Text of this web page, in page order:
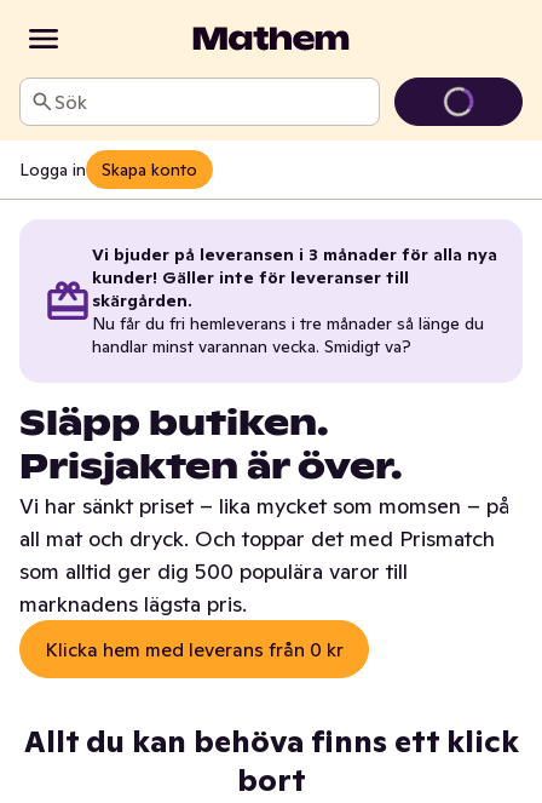
Sök
Logga in Skapa konto
Vi bjuder på leveransen i 3 månader för alla nya
kunder! Gäller inte för leveranser till
skärgården.
Nu får du fri hemleverans i tre månader så länge du
handlar minst varannan vecka. Smidigt va?
Släpp butiken.
Prisjakten är över.
Vi har sänkt priset – lika mycket som momsen – på
all mat och dryck. Och toppar det med Prismatch
som alltid ger dig 500 populära varor till
marknadens lägsta pris.
Klicka hem med leverans från 0 kr
Allt du kan behöva finns ett klick
bort